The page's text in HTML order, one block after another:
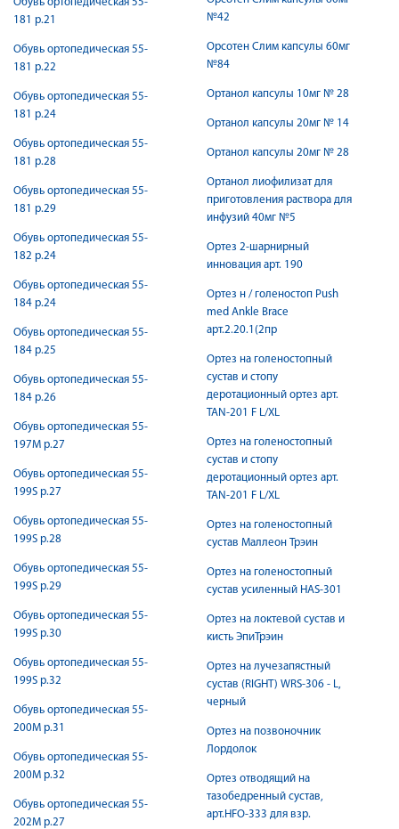
181 р.21
Обувь ортопедическая 55-
181 р.22
Обувь ортопедическая 55-
181 р.24
Обувь ортопедическая 55-
181 р.28
Обувь ортопедическая 55-
181 р.29
Обувь ортопедическая 55-
182 р.24
Обувь ортопедическая 55-
184 р.24
Обувь ортопедическая 55-
184 р.25
Обувь ортопедическая 55-
184 р.26
Обувь ортопедическая 55-
197М р.27
Обувь ортопедическая 55-
199S р.27
Обувь ортопедическая 55-
199S р.28
Обувь ортопедическая 55-
199S р.29
Обувь ортопедическая 55-
199S р.30
Обувь ортопедическая 55-
199S р.32
Обувь ортопедическая 55-
200M р.31
Обувь ортопедическая 55-
200M р.32
Обувь ортопедическая 55-
202М р.27
№42
Орсотен Слим капсулы 60мг
№84
Ортанол капсулы 10мг № 28
Ортанол капсулы 20мг № 14
Ортанол капсулы 20мг № 28
Ортанол лиофилизат для
приготовления раствора для
инфузий 40мг №5
Ортез 2-шарнирный
инновация арт. 190
Ортез н / голеностоп Push
med Ankle Brace
арт.2.20.1(2пр
Ортез на голеностопный
сустав и стопу
деротационный ортез арт.
TAN-201 F L/XL
Ортез на голеностопный
сустав и стопу
деротационный ортез арт.
TAN-201 F L/XL
Ортез на голеностопный
сустав Маллеон Трэин
Ортез на голеностопный
сустав усиленный HAS-301
Ортез на локтевой сустав и
кисть ЭпиТрэин
Ортез на лучезапястный
сустав (RIGHT) WRS-306 - L,
черный
Ортез на позвоночник
Лордолок
Ортез отводящий на
тазобедренный сустав,
арт.HFO-333 для взр.